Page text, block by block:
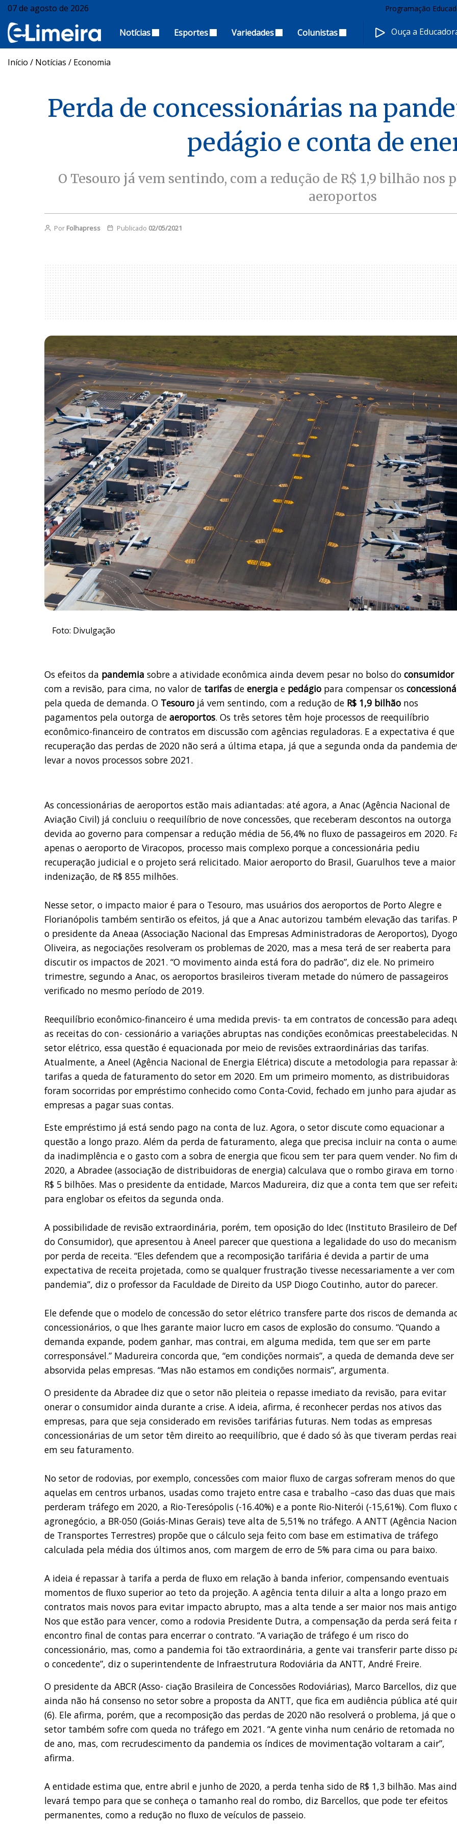
07 de agosto de 2026 Programação
Notícias Esportes Variedades Colunistas Ouça a
Início / Notícias / Economia
Perda de concessionárias na
pedágio e conta de
O Tesouro já vem sentindo, com a redução de R$ 1,9 bilhão nos
aeroportos
Por Folhapress Publicado 02/05/2021
Foto: Divulgação
Os efeitos da pandemia sobre a atividade econômica ainda devem pesar no bolso do consumidor
com a revisão, para cima, no valor de tarifas de energia e pedágio para compensar os
pela queda de demanda. O Tesouro já vem sentindo, com a redução de R$ 1,9 bilhão nos
pagamentos pela outorga de aeroportos. Os três setores têm hoje processos de reequilíbrio
econômico-financeiro de contratos em discussão com agências reguladoras. E a expectativa é que
recuperação das perdas de 2020 não será a última etapa, já que a segunda onda da pandemia
levar a novos processos sobre 2021.
As concessionárias de aeroportos estão mais adiantadas: até agora, a Anac (Agência Nacional de
Aviação Civil) já concluiu o reequilíbrio de nove concessões, que receberam descontos na outorga
devida ao governo para compensar a redução média de 56,4% no fluxo de passageiros em 2020.
apenas o aeroporto de Viracopos, processo mais complexo porque a concessionária pediu
recuperação judicial e o projeto será relicitado. Maior aeroporto do Brasil, Guarulhos teve a maior
indenização, de R$ 855 milhões.
Nesse setor, o impacto maior é para o Tesouro, mas usuários dos aeroportos de Porto Alegre e
Florianópolis também sentirão os efeitos, já que a Anac autorizou também elevação das tarifas.
o presidente da Aneaa (Associação Nacional das Empresas Administradoras de Aeroportos), Dyogo
Oliveira, as negociações resolveram os problemas de 2020, mas a mesa terá de ser reaberta para
discutir os impactos de 2021. “O movimento ainda está fora do padrão”, diz ele. No primeiro
trimestre, segundo a Anac, os aeroportos brasileiros tiveram metade do número de passageiros
verificado no mesmo período de 2019.
Reequilíbrio econômico-financeiro é uma medida previs- ta em contratos de concessão para
as receitas do con- cessionário a variações abruptas nas condições econômicas preestabelecidas.
setor elétrico, essa questão é equacionada por meio de revisões extraordinárias das tarifas.
Atualmente, a Aneel (Agência Nacional de Energia Elétrica) discute a metodologia para repassar
tarifas a queda de faturamento do setor em 2020. Em um primeiro momento, as distribuidoras
foram socorridas por empréstimo conhecido como Conta-Covid, fechado em junho para ajudar as
empresas a pagar suas contas.
Este empréstimo já está sendo pago na conta de luz. Agora, o setor discute como equacionar a
questão a longo prazo. Além da perda de faturamento, alega que precisa incluir na conta o
da inadimplência e o gasto com a sobra de energia que ficou sem ter para quem vender. No fim
2020, a Abradee (associação de distribuidoras de energia) calculava que o rombo girava em torno
R$ 5 bilhões. Mas o presidente da entidade, Marcos Madureira, diz que a conta tem que ser
para englobar os efeitos da segunda onda.
A possibilidade de revisão extraordinária, porém, tem oposição do Idec (Instituto Brasileiro de
do Consumidor), que apresentou à Aneel parecer que questiona a legalidade do uso do
por perda de receita. “Eles defendem que a recomposição tarifária é devida a partir de uma
expectativa de receita projetada, como se qualquer frustração tivesse necessariamente a ver com
pandemia”, diz o professor da Faculdade de Direito da USP Diogo Coutinho, autor do parecer.
Ele defende que o modelo de concessão do setor elétrico transfere parte dos riscos de demanda
concessionários, o que lhes garante maior lucro em casos de explosão do consumo. “Quando a
demanda expande, podem ganhar, mas contrai, em alguma medida, tem que ser em parte
corresponsável.” Madureira concorda que, “em condições normais”, a queda de demanda deve ser
absorvida pelas empresas. “Mas não estamos em condições normais”, argumenta.
O presidente da Abradee diz que o setor não pleiteia o repasse imediato da revisão, para evitar
onerar o consumidor ainda durante a crise. A ideia, afirma, é reconhecer perdas nos ativos das
empresas, para que seja considerado em revisões tarifárias futuras. Nem todas as empresas
concessionárias de um setor têm direito ao reequilíbrio, que é dado só às que tiveram perdas
em seu faturamento.
No setor de rodovias, por exemplo, concessões com maior fluxo de cargas sofreram menos do que
aquelas em centros urbanos, usadas como trajeto entre casa e trabalho –caso das duas que mais
perderam tráfego em 2020, a Rio-Teresópolis (-16.40%) e a ponte Rio-Niterói (-15,61%). Com fluxo
agronegócio, a BR-050 (Goiás-Minas Gerais) teve alta de 5,51% no tráfego. A ANTT (Agência
de Transportes Terrestres) propõe que o cálculo seja feito com base em estimativa de tráfego
calculada pela média dos últimos anos, com margem de erro de 5% para cima ou para baixo.
A ideia é repassar à tarifa a perda de fluxo em relação à banda inferior, compensando eventuais
momentos de fluxo superior ao teto da projeção. A agência tenta diluir a alta a longo prazo em
contratos mais novos para evitar impacto abrupto, mas a alta tende a ser maior nos mais
Nos que estão para vencer, como a rodovia Presidente Dutra, a compensação da perda será feita
encontro final de contas para encerrar o contrato. “A variação de tráfego é um risco do
concessionário, mas, como a pandemia foi tão extraordinária, a gente vai transferir parte disso
o concedente”, diz o superintendente de Infraestrutura Rodoviária da ANTT, André Freire.
O presidente da ABCR (Asso- ciação Brasileira de Concessões Rodoviárias), Marco Barcellos, diz que
ainda não há consenso no setor sobre a proposta da ANTT, que fica em audiência pública até
(6). Ele afirma, porém, que a recomposição das perdas de 2020 não resolverá o problema, já que o
setor também sofre com queda no tráfego em 2021. “A gente vinha num cenário de retomada
de ano, mas, com recrudescimento da pandemia os índices de movimentação voltaram a cair”,
afirma.
A entidade estima que, entre abril e junho de 2020, a perda tenha sido de R$ 1,3 bilhão. Mas
levará tempo para que se conheça o tamanho real do rombo, diz Barcellos, que pode ter efeitos
permanentes, como a redução no fluxo de veículos de passeio.